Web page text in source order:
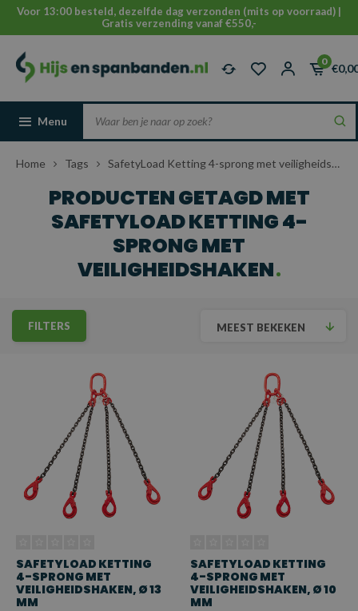
Voor 13:00 besteld, dezelfde dag verzonden (mits op voorraad) |
Gratis verzending vanaf €550,-
0
Menu
Home Tags SafetyLoad Ketting 4-sprong met veiligheidshaken
PRODUCTEN GETAGD MET
SAFETYLOAD KETTING 4-
SPRONG MET
VEILIGHEIDSHAKEN
FILTERS MEEST BEKEKEN
SAFETYLOAD KETTING
4-SPRONG MET
VEILIGHEIDSHAKEN, Ø 13
MM
SAFETYLOAD KETTING
4-SPRONG MET
VEILIGHEIDSHAKEN, Ø 10
MM